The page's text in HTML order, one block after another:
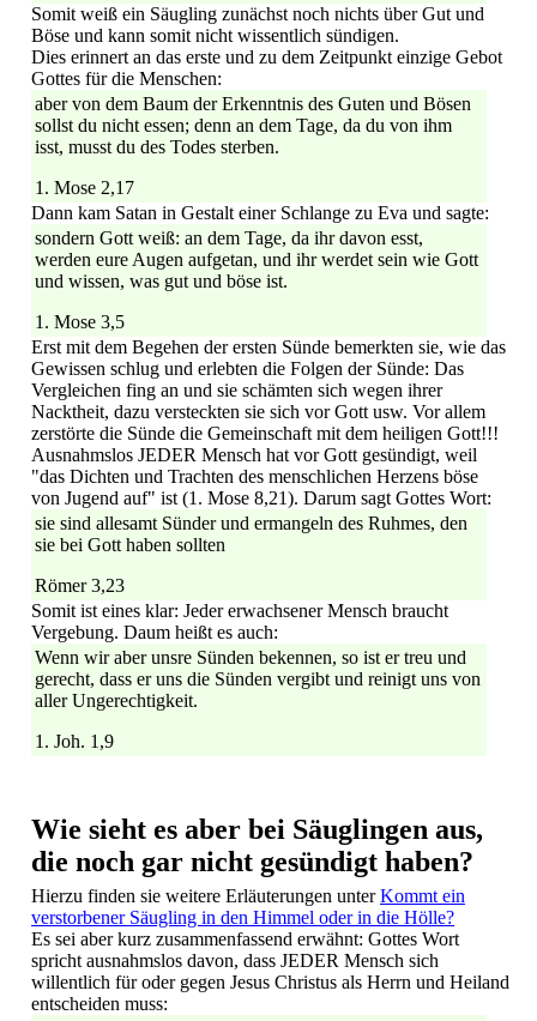
Somit weiß ein Säugling zunächst noch nichts über Gut und
Böse und kann somit nicht wissentlich sündigen.
Dies erinnert an das erste und zu dem Zeitpunkt einzige Gebot
Gottes für die Menschen:
aber von dem Baum der Erkenntnis des Guten und Bösen
sollst du nicht essen; denn an dem Tage, da du von ihm
isst, musst du des Todes sterben.
1. Mose 2,17
Dann kam Satan in Gestalt einer Schlange zu Eva und sagte:
sondern Gott weiß: an dem Tage, da ihr davon esst,
werden eure Augen aufgetan, und ihr werdet sein wie Gott
und wissen, was gut und böse ist.
1. Mose 3,5
Erst mit dem Begehen der ersten Sünde bemerkten sie, wie das
Gewissen schlug und erlebten die Folgen der Sünde: Das
Vergleichen fing an und sie schämten sich wegen ihrer
Nacktheit, dazu versteckten sie sich vor Gott usw. Vor allem
zerstörte die Sünde die Gemeinschaft mit dem heiligen Gott!!!
Ausnahmslos JEDER Mensch hat vor Gott gesündigt, weil
"das Dichten und Trachten des menschlichen Herzens böse
von Jugend auf" ist (1. Mose 8,21). Darum sagt Gottes Wort:
sie sind allesamt Sünder und ermangeln des Ruhmes, den
sie bei Gott haben sollten
Römer 3,23
Somit ist eines klar: Jeder erwachsener Mensch braucht
Vergebung. Daum heißt es auch:
Wenn wir aber unsre Sünden bekennen, so ist er treu und
gerecht, dass er uns die Sünden vergibt und reinigt uns von
aller Ungerechtigkeit.
1. Joh. 1,9
Wie sieht es aber bei Säuglingen aus,
die noch gar nicht gesündigt haben?
Hierzu finden sie weitere Erläuterungen unterKommt ein
verstorbener Säugling in den Himmel oder in die Hölle?
Es sei aber kurz zusammenfassend erwähnt: Gottes Wort
spricht ausnahmslos davon, dass JEDER Mensch sich
willentlich für oder gegen Jesus Christus als Herrn und Heiland
entscheiden muss: